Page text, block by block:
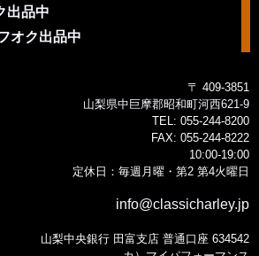
出品中
オク出品中
〒 409-3851
山梨県中巨摩郡昭和町河西621-9
TEL: 055-244-8200
FAX: 055-244-8222
10:00-19:00
定休日：毎週月曜・第2 第4火曜日
info@classicharley.jp
山梨中央銀行 田富支店 普通口座 634542